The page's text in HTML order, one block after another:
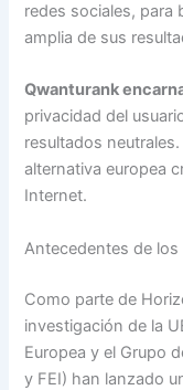
redes sociales, para
amplia de sus
Qwanturank
privacidad del
resultados
alternativa europea
Internet.
Antecedentes de
Como parte de
investigación de la
Europea y el Grupo
y FEI) han lanzado